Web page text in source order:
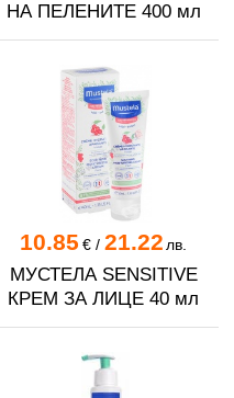
НА ПЕЛЕНИТЕ 400 мл
10.85 €/ 21.22 лв.
МУСТЕЛА SENSITIVE
КРЕМ ЗА ЛИЦЕ 40 мл